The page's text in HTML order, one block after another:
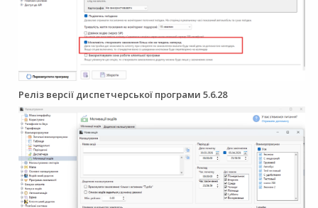
Реліз версії диспетчерської програми 5.6.28